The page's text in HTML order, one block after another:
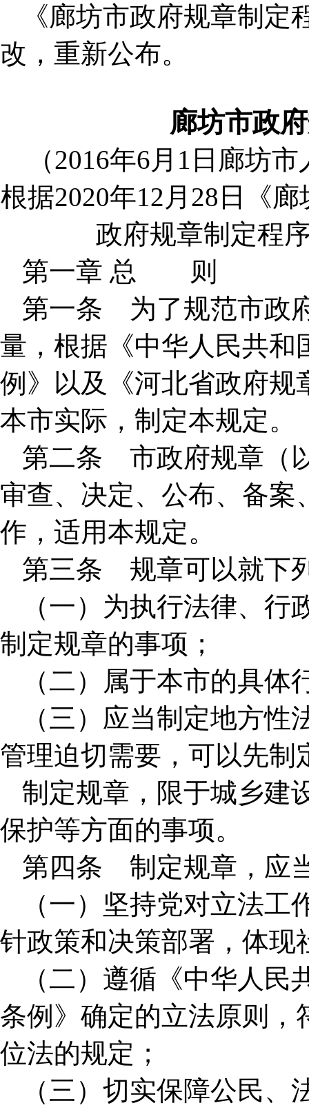
《廊坊市政府规章制
改，重新公布。
廊坊市政
（2016年6月1日廊坊
根据2020年12月28日《
政府规章制定程
第一章 总 则
第一条 为了规范市政
量，根据《中华人民共和
例》以及《河北省政府规
本市实际，制定本规定。
第二条 市政府规章（
审查、决定、公布、备案
作，适用本规定。
第三条 规章可以就下
（一）为执行法律、
制定规章的事项；
（二）属于本市的具体
（三）应当制定地方
管理迫切需要，可以先制
制定规章，限于城乡建
保护等方面的事项。
第四条 制定规章，应
（一）坚持党对立法
针政策和决策部署，体现
（二）遵循《中华人
条例》确定的立法原则，
位法的规定；
（三）切实保障公民